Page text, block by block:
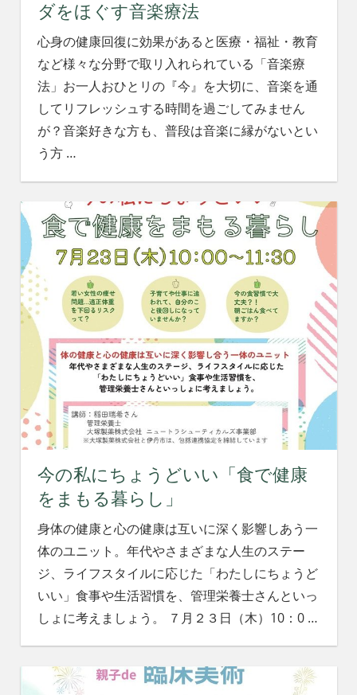
ダをほぐす音楽療法
心身の健康回復に効果があると医療・福祉・教育
など様々な分野で取リ入れられている「音楽療
法」お一人おひとリの『今』を大切に、音楽を通
してリフレッシュする時間を過ごしてみません
が？音楽好きな方も、普段は音楽に縁がないとい
う方 …
今の私にちょうどいい「食で健康
をまもる暮らし」
身体の健康と心の健康は互いに深く影響しあう一
体のユニット。年代やさまざまな人生のステー
ジ、ライフスタイルに応じた「わたしにちょうど
いい」食事や生活習慣を、管理栄養士さんといっ
しょに考えましょう。 ７月２３日（木）10：0 …